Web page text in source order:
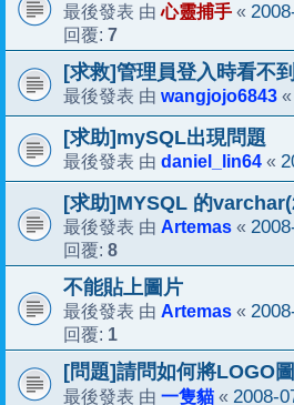
最後發表 由心靈捕手 «
回覆: 7
[求救]管理員登入時看不
最後發表 由 wangjojo6843 «
[求助]mySQL出現問題
最後發表 由 daniel_lin64 «
[求助]MYSQL 的
最後發表 由 Artemas «
回覆: 8
不能貼上圖片
最後發表 由 Artemas «
回覆: 1
[問題]請問如何將LOGO
最後發表 由 一隻貓 « 2008-